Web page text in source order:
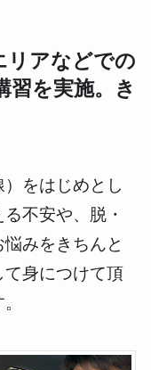
リアなどでの
習を実施。き
をはじめとし
不安や、脱・
みをきちんと
身につけて頂